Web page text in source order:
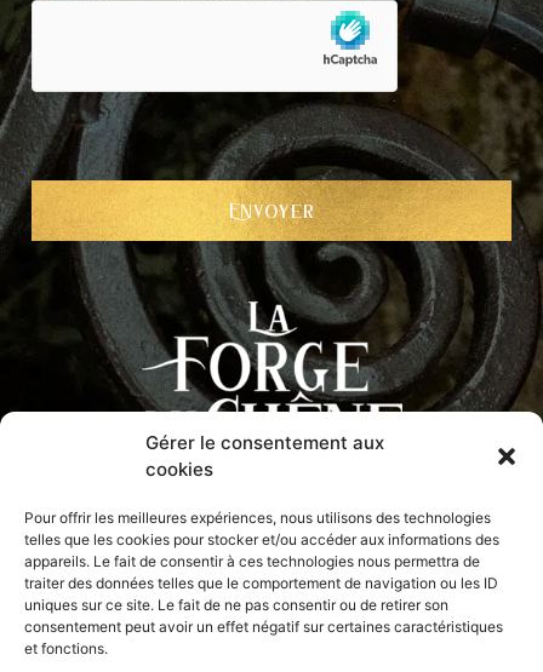
Gérer le consentement aux
cookies
Pour offrir les meilleures expériences, nous utilisons des technologies
telles que les cookies pour stocker et/ou accéder aux informations des
appareils. Le fait de consentir à ces technologies nous permettra de
traiter des données telles que le comportement de navigation ou les ID
uniques sur ce site. Le fait de ne pas consentir ou de retirer son
consentement peut avoir un effet négatif sur certaines caractéristiques
et fonctions.
Kerflaconnier 29690 Brennilis
06 41 48 16 55
hCaptcha